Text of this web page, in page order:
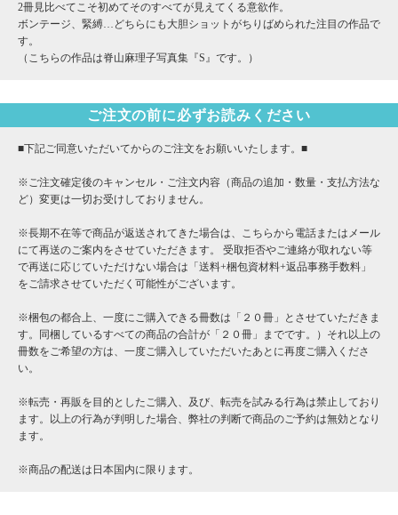
2冊見比べてこそ初めてそのすべてが見えてくる意欲作。
ボンテージ、緊縛…どちらにも大胆ショットがちりばめられた注目の作品で
す。
（こちらの作品は脊山麻理子写真集『S』です。）
ご注文の前に必ずお読みください
■下記ご同意いただいてからのご注文をお願いいたします。■
※ご注文確定後のキャンセル・ご注文内容（商品の追加・数量・支払方法な
ど）変更は一切お受けしておりません。
※長期不在等で商品が返送されてきた場合は、こちらから電話またはメール
にて再送のご案内をさせていただきます。 受取拒否やご連絡が取れない等
で再送に応じていただけない場合は「送料+梱包資材料+返品事務手数料」
をご請求させていただく可能性がございます。
※梱包の都合上、一度にご購入できる冊数は「２０冊」とさせていただきま
す。同梱しているすべての商品の合計が「２０冊」までです。）それ以上の
冊数をご希望の方は、一度ご購入していただいたあとに再度ご購入くださ
い。
※転売・再販を目的としたご購入、及び、転売を試みる行為は禁止しており
ます。以上の行為が判明した場合、弊社の判断で商品のご予約は無効となり
ます。
※商品の配送は日本国内に限ります。